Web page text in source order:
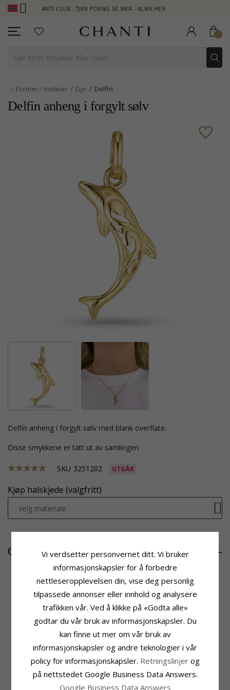
CHANTI CLUB - TJEN POENG SE MER - KLIKK HER
Former / motiver Dyr Delfin
Delfin anheng i forgylt sølv
delfin anheng i forgylt sølv med blank overflate.
Disse smykkene er tatt ut av samlingen
SKU 3251202 UTGÅR
Kjøp halskjede (valgfritt)
Velg materiale
CHANTI-pris 306,-
Produktinformasjon
Delfin
Anheng:Anheng
Forgylt Sølv
Blank
Fatning
Høyde:23,3 mm
Høyde Ekskl. Øsken:19,5 mm
Bredde:
10,9
Leveringstid
MEST POPULÆRE PRODUKTER I
Vi verdsetter personvernet ditt. Vi bruker
informasjonskapsler for å forbedre
nettleseropplevelsen din, vise deg personlig
tilpassede annonser eller innhold og analysere
trafikken vår. Ved å klikke på «Godta alle»
godtar du vår bruk av informasjonskapsler. Du
kan finne ut mer om vår bruk av
informasjonskapsler og andre teknologier i vår
policy for informasjonskapsler. Retningslinjer og
på nettstedet Google Business Data Answers.
Google Business Data Answers